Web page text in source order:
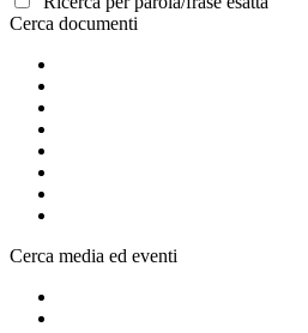
Cerca documenti
Cerca media ed eventi